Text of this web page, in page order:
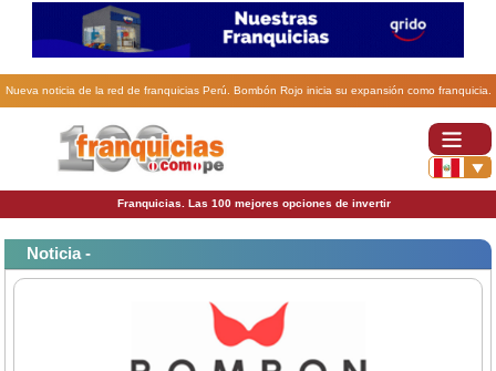
Nueva noticia de la red de franquicias Perú. Bombón Rojo inicia su expansión como franquicia.
Franquicias. Las 100 mejores opciones de invertir
Noticia -